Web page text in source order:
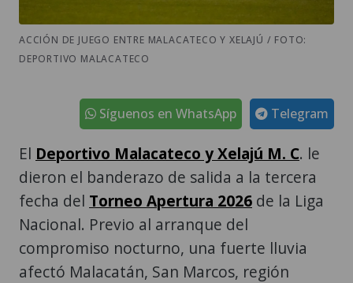
ACCIÓN DE JUEGO ENTRE MALACATECO Y XELAJÚ / FOTO:
DEPORTIVO MALACATECO
Telegram
Síguenos en WhatsApp
El Deportivo Malacateco y Xelajú M. C. le
dieron el banderazo de salida a la tercera
fecha del Torneo Apertura 2026 de la Liga
Nacional. Previo al arranque del
compromiso nocturno, una fuerte lluvia
afectó Malacatán, San Marcos, región